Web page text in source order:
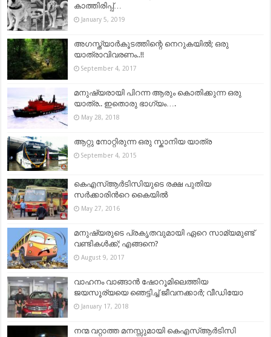
കാത്തിരിപ്പ്…
January 5, 2019
അഗസ്ത്യാര്‍കൂടത്തിന്റെ നെറുകയില്‍; ഒരു
യാത്രാവിവരണം..!!
September 4, 2017
മനുഷ്യരായി പിറന്ന ആരും കൊതിക്കുന്ന ഒരു
യാത്ര.. ഇതൊരു ഭാഗ്യം….
May 28, 2018
ആറ്റു നോറ്റിരുന്ന ഒരു സ്കാനിയ യാത്ര
September 4, 2015
കെഎസ്ആര്‍ടിസിയുടെ രക്ഷ പുതിയ
സര്‍ക്കാരിന്‍റെ കൈയില്‍
May 27, 2016
മനുഷ്യരുടെ പ്രകൃതവുമായി ഏറെ സാമ്യമുണ്ട്‌
വണ്ടികള്‍ക്ക്; എങ്ങനെ?
August 9, 2017
വാഹനം വാങ്ങാന്‍ ഷോറൂമിലെത്തിയ
ജയസൂര്യയെ ഞെട്ടിച്ച് ജീവനക്കാര്‍; വീഡിയോ
January 17, 2018
നന്മ വറ്റാത്ത മനസ്സുമായി കെഎസ്ആര്‍ടിസി